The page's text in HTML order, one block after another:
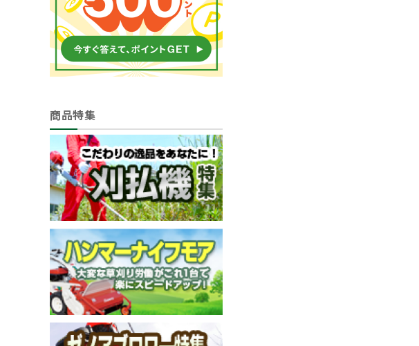
メールでのお問い合わせ
info@agriz.net
FAXでのご注文
0739-72-453224時間受付
商品特集